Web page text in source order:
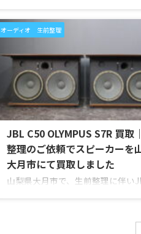
「MC252」を出張買取させていた
した。今回のお品物は、ご家族様よ
ので、価値を分かるところに見て
い」とご相談いただいたものです
McIntosh MC252は、250W×2ch
を備えた2チャンネルパワーアン
同社らしいブルーのパワーメータ
ラスフロントパネル、Autoformer
Power Guard、Sentry Monitorな
えたモデルです。査定では、左右
...
オーディオ 生前整理
JBL C50 OLYMPUS S7R 買取
整理のご依頼でスピーカーを
大月市にて買取しました
山梨県大月市で、生前整理に伴い
のお品物は、長年大切に音楽を楽